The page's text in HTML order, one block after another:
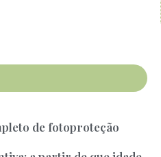
de fotoproteção